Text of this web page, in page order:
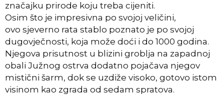
značajku prirode koju treba cijeniti.
Osim što je impresivna po svojoj veličini,
ovo sjeverno rata stablo poznato je po svojoj
dugovječnosti, koja može doći i do 1000 godina.
Njegova prisutnost u blizini groblja na zapadnoj
obali Južnog ostrva dodatno pojačava njegov
mistični šarm, dok se uzdiže visoko, gotovo istom
visinom kao zgrada od sedam spratova.